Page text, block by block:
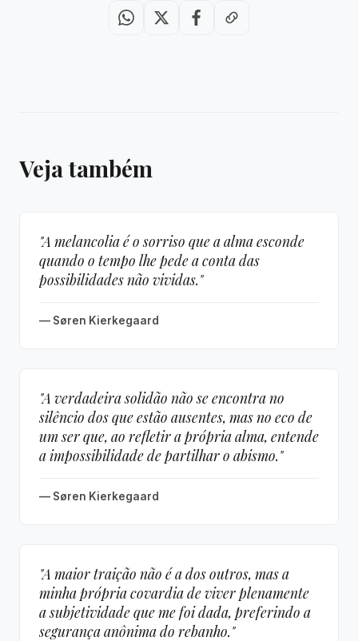
Veja também
"A melancolia é o sorriso que a alma esconde
quando o tempo lhe pede a conta das
possibilidades não vividas."
— Søren Kierkegaard
"A verdadeira solidão não se encontra no
silêncio dos que estão ausentes, mas no eco de
um ser que, ao refletir a própria alma, entende
a impossibilidade de partilhar o abismo."
— Søren Kierkegaard
"A maior traição não é a dos outros, mas a
minha própria covardia de viver plenamente
a subjetividade que me foi dada, preferindo a
segurança anônima do rebanho."